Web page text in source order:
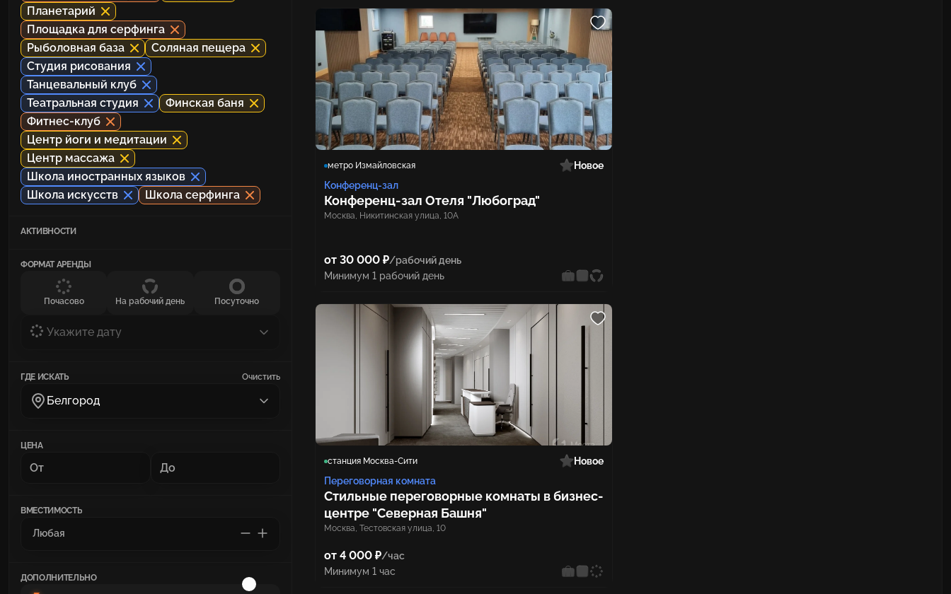
Планетарий
Площадка для серфинга
Рыболовная база
Соляная пещера
Студия рисования
Танцевальный клуб
Театральная студия
Финская баня
Фитнес-клуб
Центр йоги и медитации
Центр массажа
Школа иностранных языков
Школа искусств
Школа серфинга
АКТИВНОСТИ
ФОРМАТ АРЕНДЫ
Почасово На рабочий день Посуточно
Укажите дату
ГДЕ ИСКАТЬ Очистить
Белгород
ЦЕНА
ВМЕСТИМОСТЬ
ДОПОЛНИТЕЛЬНО
метро Измайловская
Новое
Конференц-зал
Конференц‑зал Отеля "Любоград"
Москва, Никитинская улица, 10А
от 30 000 ₽/рабочий день
Минимум 1 рабочий день
станция Москва-Сити
Новое
Переговорная комната
Стильные переговорные комнаты в бизнес-
центре "Северная Башня"
Москва, Тестовская улица, 10
от 4 000 ₽/час
Минимум 1 час